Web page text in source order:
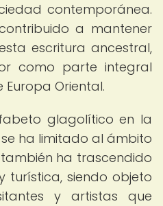
contemporánea.
a mantener
escritura ancestral,
como parte integral
Oriental.
glagolítico en la
ha limitado al ámbito
ha trascendido
siendo objeto
y artistas que